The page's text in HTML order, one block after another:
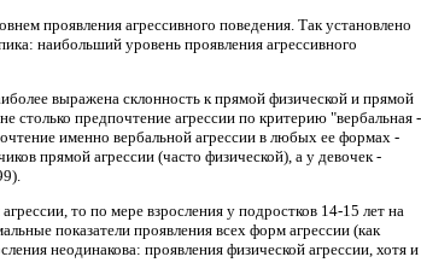
проявления агрессивного поведения. Так установлено
наибольший уровень проявления агрессивного
выражена склонность к прямой физической и прямой
столько предпочтение агрессии по критерию "вербальная -
именно вербальной агрессии в любых ее формах -
прямой агрессии (часто физической), а у девочек -
то по мере взросления у подростков 14-15 лет на
показатели проявления всех форм агрессии (как
неодинакова: проявления физической агрессии, хотя и